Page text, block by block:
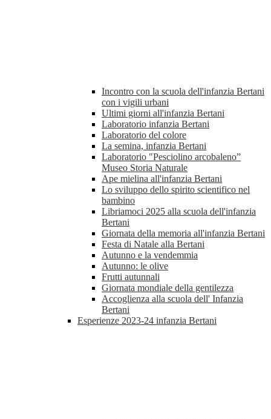
Incontro con la scuola dell'infanzia Bertani
con i vigili urbani
Ultimi giorni all'infanzia Bertani
Laboratorio infanzia Bertani
Laboratorio del colore
La semina, infanzia Bertani
Laboratorio "Pesciolino arcobaleno”
Museo Storia Naturale
Ape mielina all'infanzia Bertani
Lo sviluppo dello spirito scientifico nel
bambino
Libriamoci 2025 alla scuola dell'infanzia
Bertani
Giornata della memoria all'infanzia Bertani
Festa di Natale alla Bertani
Autunno e la vendemmia
Autunno: le olive
Frutti autunnali
Giornata mondiale della gentilezza
Accoglienza alla scuola dell' Infanzia
Bertani
Esperienze 2023-24 infanzia Bertani